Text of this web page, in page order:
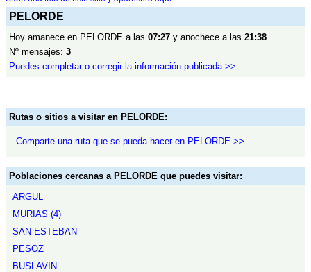
PELORDE
Hoy amanece en PELORDE a las 07:27 y anochece a las 21:38
Nº mensajes: 3
Puedes completar o corregir la información publicada >>
Rutas o sitios a visitar en PELORDE:
Comparte una ruta que se pueda hacer en PELORDE >>
Poblaciones cercanas a PELORDE que puedes visitar:
ARGUL
MURIAS (4)
SAN ESTEBAN
PESOZ
BUSLAVIN